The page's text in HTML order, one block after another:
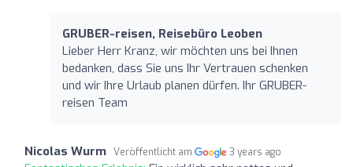
GRUBER-reisen, Reisebüro Leoben
Lieber Herr Kranz, wir möchten uns bei Ihnen
bedanken, dass Sie uns Ihr Vertrauen schenken
und wir Ihre Urlaub planen dürfen. Ihr GRUBER-
reisen Team
Nicolas Wurm Veröffentlicht am 3 years ago